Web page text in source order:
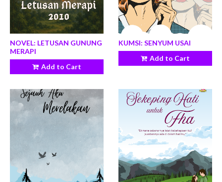
NOVEL: LETUSAN GUNUNG
MERAPI
Add to Cart
KUMSI: SENYUM USAI
Add to Cart